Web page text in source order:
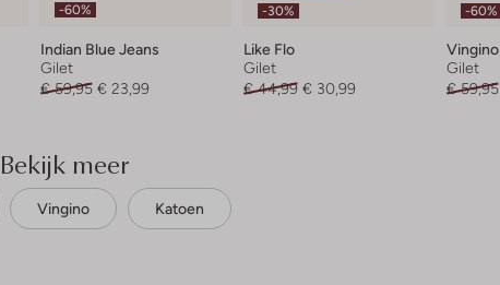
-60%
Indian Blue Jeans
Gilet
€ 59,95 € 23,99
-30%
Like Flo
Gilet
€ 44,99 € 30,99
-60%
Vingino
Gilet
€ 59,95
Bekijk meer
Vingino Katoen